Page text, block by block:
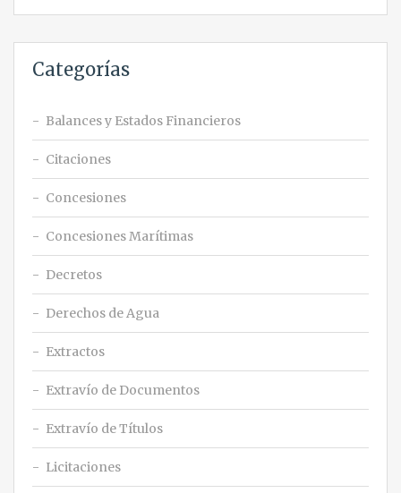
Categorías
Balances y Estados Financieros
Citaciones
Concesiones
Concesiones Marítimas
Decretos
Derechos de Agua
Extractos
Extravío de Documentos
Extravío de Títulos
Licitaciones